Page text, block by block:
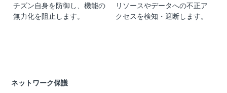
チズン自身を防御し、機能の
無力化を阻止します。
リソースやデータへの不正ア
クセスを検知・遮断します。
ネットワーク保護